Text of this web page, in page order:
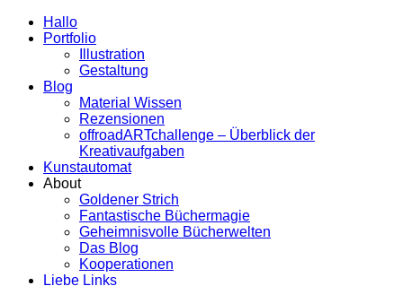
Hallo
Portfolio
Illustration
Gestaltung
Blog
Material Wissen
Rezensionen
offroadARTchallenge – Überblick der
Kreativaufgaben
Kunstautomat
About
Goldener Strich
Fantastische Büchermagie
Geheimnisvolle Bücherwelten
Das Blog
Kooperationen
Liebe Links